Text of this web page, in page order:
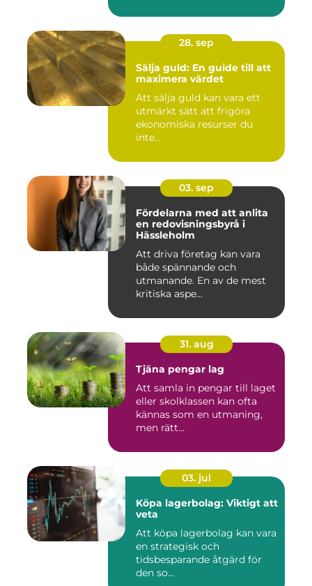
28. sep
Sälja guld: En guide till att
maximera värdet
Att sälja guld kan vara ett
utmärkt sätt att frigöra
ekonomiska resurser du
inte...
03. sep
Fördelarna med att anlita
en redovisningsbyrå i
Hässleholm
Att driva företag kan vara
både spännande och
utmanande. En av de mest
kritiska aspe...
31. aug
Tjäna pengar lag
Att samla in pengar till laget
eller skolklassen kan ofta
kännas som en utmaning,
men rätt...
03. jul
Köpa lagerbolag: Viktigt att
veta
Att köpa lagerbolag kan vara
en strategisk och
tidsbesparande åtgärd för
den so...